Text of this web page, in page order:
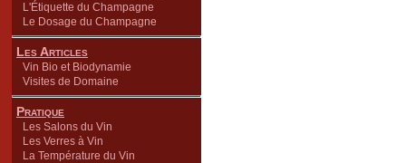
L'Étiquette du Champagne
Le Dosage du Champagne
Les Articles
Vin Bio et Biodynamie
Visites de Domaine
Pratique
Les Salons du Vin
Les Verres à Vin
La Température du Vin